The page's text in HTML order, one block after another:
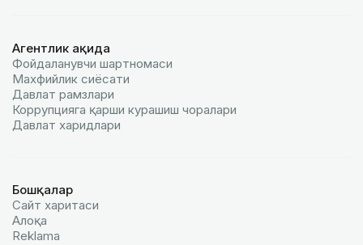
Агентлик ҳақида
Фойдаланувчи шартномаси
Махфийлик сиёсати
Давлат рамзлари
Коррупцияга қарши курашиш чоралари
Давлат харидлари
Бошқалар
Сайт харитаси
Алоқа
Reklamа